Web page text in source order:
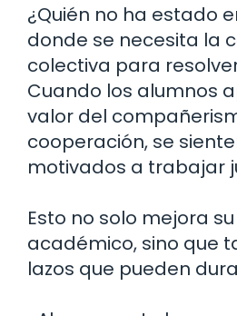
¿Quién no ha estado
donde se necesita la
colectiva para
Cuando los alumnos
valor del
cooperación, se
motivados a trabajar
Esto no solo mejora
académico, sino que
lazos que pueden